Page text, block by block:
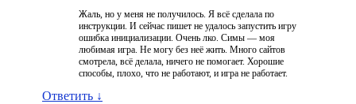
Жаль, но у меня не получилось. Я всё сделала по
инструкции. И сейчас пишет не удалось запустить игру
ошибка инициализации. Очень лко. Симы — моя
любимая игра. Не могу без неё жить. Много сайтов
смотрела, всё делала, ничего не помогает. Хорошие
способы, плохо, что не работают, и игра не работает.
Ответить ↓